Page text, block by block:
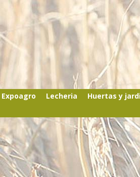
Expoagro Lecheria Huertas y